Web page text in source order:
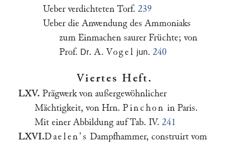
Ueber verdichteten Torf. 239
Ueber die Anwendung des Ammoniaks
zum Einmachen saurer Früchte; von
Prof. Dr. A. Vogel jun.240
Viertes Heft.
LXV. Prägwerk von außergewöhnlicher
Mächtigkeit, von Hrn. Pinchon in Paris.
Mit einer Abbildung auf Tab. IV. 241
LXVI.Daelen's Dampfhammer, construirt vom